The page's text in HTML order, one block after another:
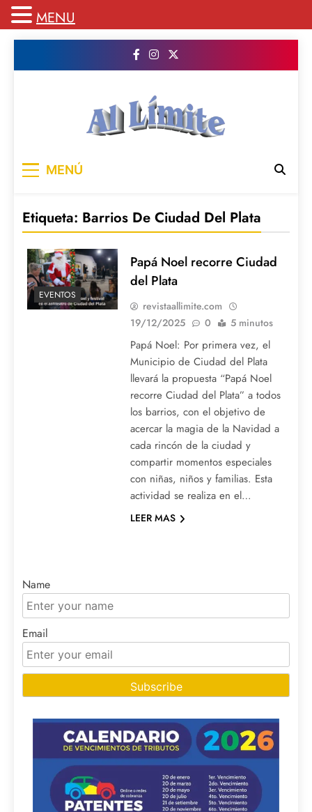
publicamos todo el contenido e informacion
MENÚ
Etiqueta: Barrios De Ciudad Del Plata
EVENTOS
Papá Noel recorre Ciudad
del Plata
revistaallimite.com
19/12/2025
0 5 minutos
Papá Noel: Por primera vez, el
Municipio de Ciudad del Plata
llevará la propuesta “Papá Noel
recorre Ciudad del Plata” a todos
los barrios, con el objetivo de
acercar la magia de la Navidad a
cada rincón de la ciudad y
compartir momentos especiales
con niñas, niños y familias. Esta
actividad se realiza en el…
LEER MAS
Name
Email
MENU